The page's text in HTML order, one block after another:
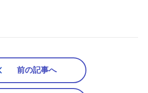
前の記事へ